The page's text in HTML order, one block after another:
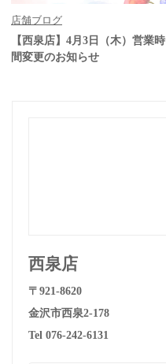
店舗ブログ
【西泉店】4月3日（木）営業時
間変更のお知らせ
西泉店
〒921-8620
金沢市西泉2-178
Tel 076-242-6131